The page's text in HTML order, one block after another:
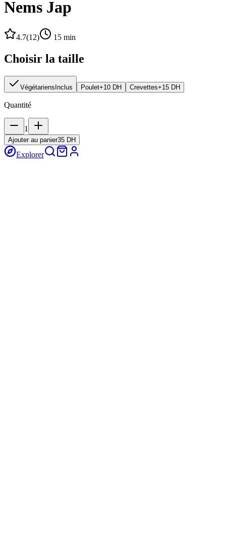
Nems Jap
4.7(12) 15 min
Choisir la taille
VégétariensInclus Poulet+10 DH Crevettes+15 DH
Quantité
1
Ajouter au panier35 DH
Explorer